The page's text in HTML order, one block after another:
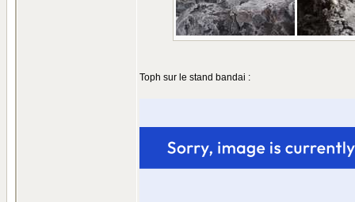
Toph sur le stand bandai :